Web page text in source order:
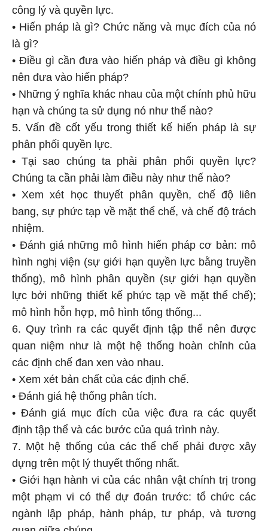
công lý và quyền lực.
• Hiến pháp là gì? Chức năng và mục đích của nó
là gì?
• Điều gì cần đưa vào hiến pháp và điều gì không
nên đưa vào hiến pháp?
• Những ý nghĩa khác nhau của một chính phủ hữu
hạn và chúng ta sử dụng nó như thế nào?
5. Vấn đề cốt yếu trong thiết kế hiến pháp là sự
phân phối quyền lực.
• Tại sao chúng ta phải phân phối quyền lực?
Chúng ta cần phải làm điều này như thế nào?
• Xem xét học thuyết phân quyền, chế độ liên
bang, sự phức tạp về mặt thể chế, và chế độ trách
nhiệm.
• Đánh giá những mô hình hiến pháp cơ bản: mô
hình nghị viện (sự giới hạn quyền lực bằng truyền
thống), mô hình phân quyền (sự giới hạn quyền
lực bởi những thiết kế phức tạp về mặt thể chế);
mô hình hỗn hợp, mô hình tổng thống...
6. Quy trình ra các quyết định tập thể nên được
quan niệm như là một hệ thống hoàn chỉnh của
các định chế đan xen vào nhau.
• Xem xét bản chất của các định chế.
• Đánh giá hệ thống phân tích.
• Đánh giá mục đích của việc đưa ra các quyết
định tập thể và các bước của quá trình này.
7. Một hệ thống của các thể chế phải được xây
dựng trên một lý thuyết thống nhất.
• Giới hạn hành vi của các nhân vật chính trị trong
một phạm vi có thể dự đoán trước: tổ chức các
ngành lập pháp, hành pháp, tư pháp, và tương